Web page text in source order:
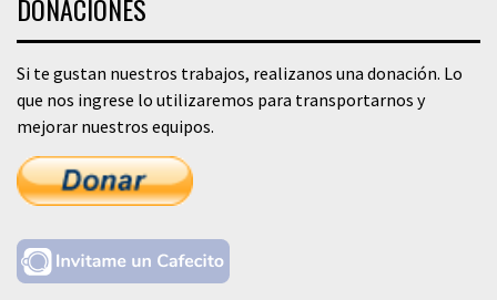
DONACIONES
Si te gustan nuestros trabajos, realizanos una donación. Lo
que nos ingrese lo utilizaremos para transportarnos y
mejorar nuestros equipos.